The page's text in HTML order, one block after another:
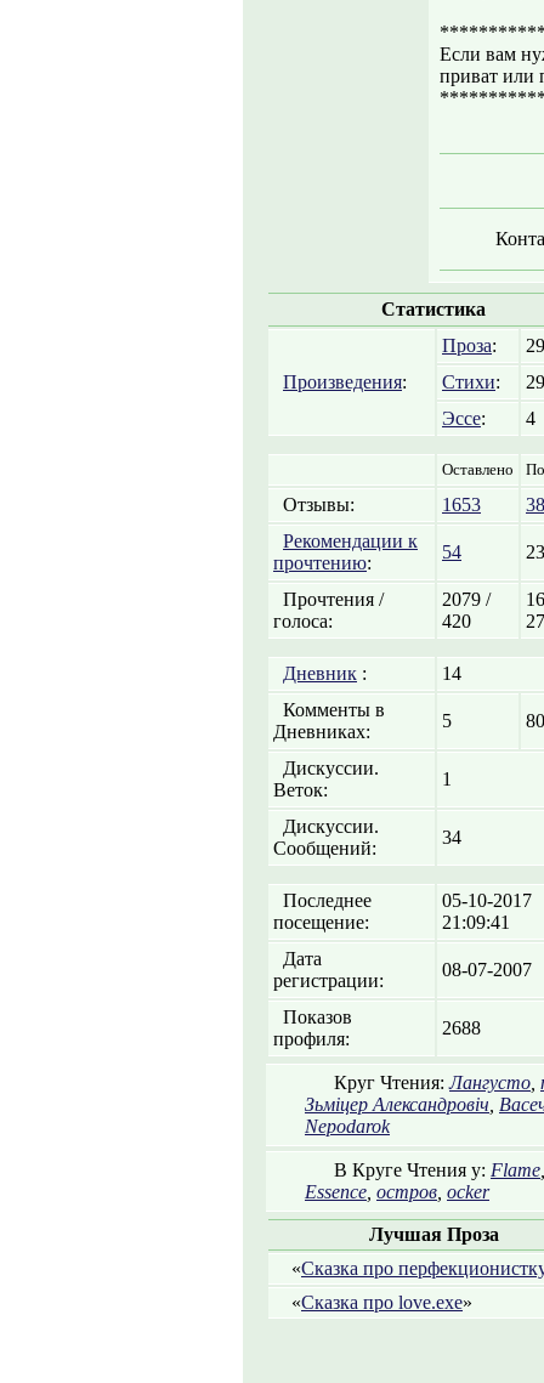
Если вам
приват или
Статистика
Произведения:
Проза:
29
Стихи:
29
Эссе: 4
Оставлено
Отзывы: 1653
Рекомендации к
прочтению:
54 23
Прочтения /
голоса:
2079 /
420
Дневник :
14
Комменты в
Дневниках:
5 80
Дискуссии.
Веток:
1
Дискуссии.
Сообщений:
34
Последнее
посещение:
05-10-2017
21:09:41
Дата
регистрации:
08-07-2007
Показов
профиля:
2688
Круг Чтения:Лангусто
Зьміцер Александровіч
Nepodarok
В Круге Чтения у: Flame
Essence остров ocker
Лучшая Проза
«Сказка про
«Сказка про love.exe»